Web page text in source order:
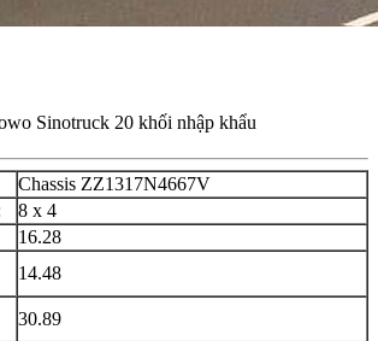
Sinotruck 20 khối nhập khẩu
Chassis ZZ1317N4667V
8 x 4
16.28
14.48
30.89